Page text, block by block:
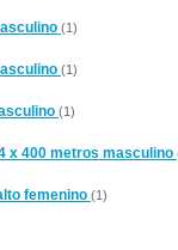
(1)
(1)
(1)
x 400 metros masculino
femenino (1)